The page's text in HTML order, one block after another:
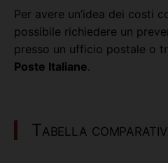
Per avere un’idea dei costi
possibile richiedere un
presso un ufficio postale o
Poste Italiane.
Tabella